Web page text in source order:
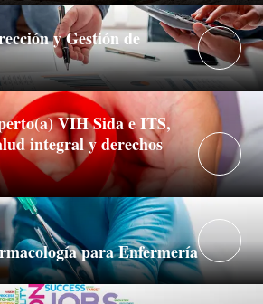
y Gestión de
VIH Sida e ITS,
integral y derechos
para Enfermería